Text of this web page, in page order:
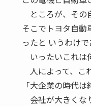
ところが、その
そこでトヨタ自
ったと いうわけで
いったいこれは
人によって、こ
「大企業の時代
会社が大きくな